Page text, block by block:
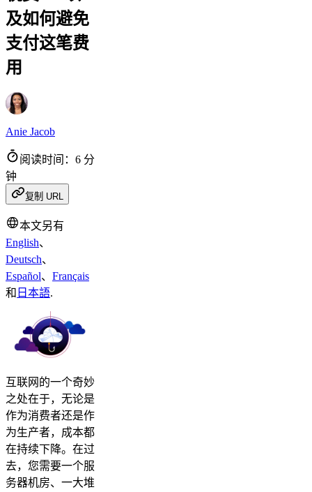
及如何避免
支付这笔费
用
Anie Jacob
阅读时间：6 分
钟
复制 URL
本文另有
English、
Deutsch、
Español、 Français
和 日本語.
互联网的一个奇妙
之处在于，无论是
作为消费者还是作
为生产者，成本都
在持续下降。在过
去，您需要一个服
务器机房、一大堆